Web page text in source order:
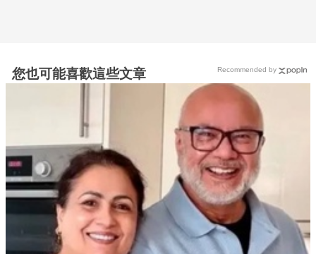
您也可能喜歡這些文章 Recommended by